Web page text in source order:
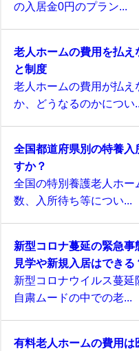
の入居金0円のプラン...
老人ホームの費用を払
と制度
老人ホームの費用が払
か、どうなるのかについ
全国都道府県別の特養入
すか？
全国の特別養護老人ホ
数、入所待ち等につい...
新型コロナ蔓延の緊急事
見学や新規入居はできる
新型コロナウイルス蔓延
自粛ムードの中での老...
有料老人ホームの費用